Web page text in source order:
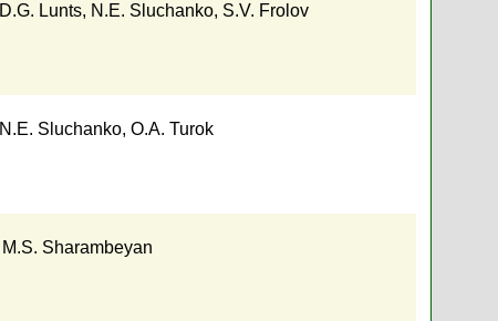
D.G. Lunts, N.E. Sluchanko, S.V. Frolov
N.E. Sluchanko, O.A. Turok
M.S. Sharambeyan